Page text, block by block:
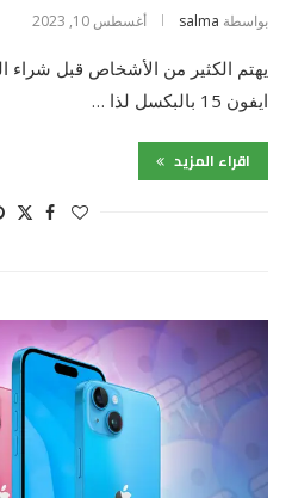
بواسطة salma أغسطس 10, 2023
يهتم الكثير من الأشخاص قبل شراء
ايفون 15 بالبكسل لذا …
اقراء المزيد